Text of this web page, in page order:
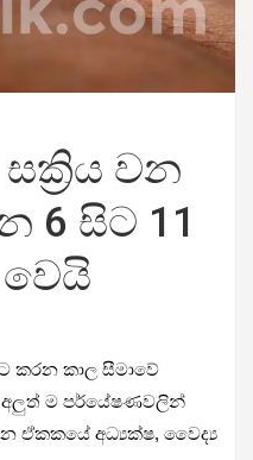
සක්‍රිය වන
6 සිට 11
කරන කාල සීමාවේ
අලුත් ම පර්යේෂණවලින්
ඒකකයේ අධ්‍යක්ෂ, වෛද්‍ය